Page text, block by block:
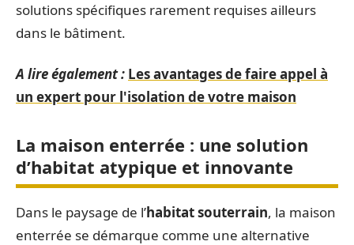
solutions spécifiques rarement requises ailleurs
dans le bâtiment.
A lire également : Les avantages de faire appel à
un expert pour l'isolation de votre maison
La maison enterrée : une solution
d’habitat atypique et innovante
Dans le paysage de l’habitat souterrain, la maison
enterrée se démarque comme une alternative